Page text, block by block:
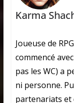
Karma
Joueuse de
commencé
pas les WC) a
ni personne.
partenariats et